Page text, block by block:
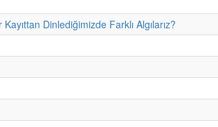
Dinlediğimizde Farklı Algılarız?